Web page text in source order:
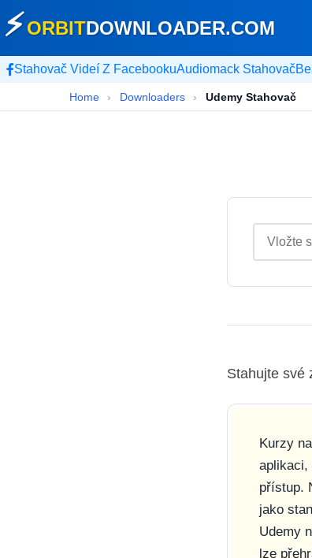
⚡ORBITDOWNLOADER.COM
Stahovač Videí Z FacebookuAudiomack Stahovač
Home › Downloaders › Udemy Stahovač
Stahujte své
Kurzy
aplikaci,
přístup.
jako
Udemy
lze